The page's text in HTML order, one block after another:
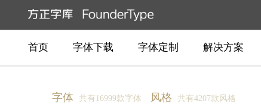
首页 字体下载 字体定制 解决方案
字体 共有16999款字体 风格 共有4207款风格